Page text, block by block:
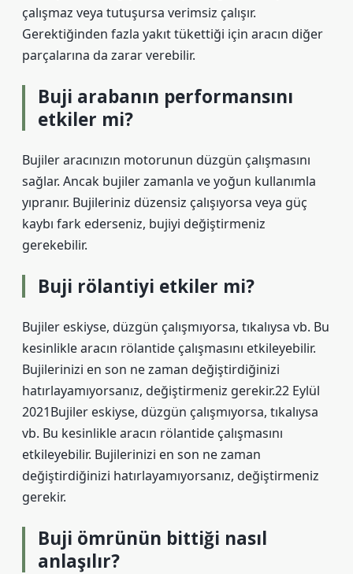
çalışmaz veya tutuşursa verimsiz çalışır.
Gerektiğinden fazla yakıt tükettiği için aracın diğer
parçalarına da zarar verebilir.
Buji arabanın performansını
etkiler mi?
Bujiler aracınızın motorunun düzgün çalışmasını
sağlar. Ancak bujiler zamanla ve yoğun kullanımla
yıpranır. Bujileriniz düzensiz çalışıyorsa veya güç
kaybı fark ederseniz, bujiyi değiştirmeniz
gerekebilir.
Buji rölantiyi etkiler mi?
Bujiler eskiyse, düzgün çalışmıyorsa, tıkalıysa vb. Bu
kesinlikle aracın rölantide çalışmasını etkileyebilir.
Bujilerinizi en son ne zaman değiştirdiğinizi
hatırlayamıyorsanız, değiştirmeniz gerekir.22 Eylül
2021Bujiler eskiyse, düzgün çalışmıyorsa, tıkalıysa
vb. Bu kesinlikle aracın rölantide çalışmasını
etkileyebilir. Bujilerinizi en son ne zaman
değiştirdiğinizi hatırlayamıyorsanız, değiştirmeniz
gerekir.
Buji ömrünün bittiği nasıl
anlaşılır?